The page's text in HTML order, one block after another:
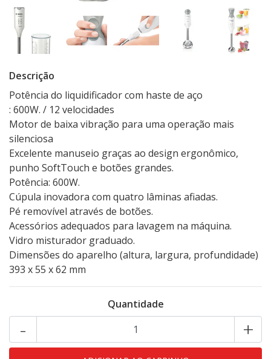
Descrição
Potência do liquidificador com haste de aço
: 600W. / 12 velocidades
Motor de baixa vibração para uma operação mais
silenciosa
Excelente manuseio graças ao design ergonômico,
punho SoftTouch e botões grandes.
Potência: 600W.
Cúpula inovadora com quatro lâminas afiadas.
Pé removível através de botões.
Acessórios adequados para lavagem na máquina.
Vidro misturador graduado.
Dimensões do aparelho (altura, largura, profundidade)
393 x 55 x 62 mm
Quantidade
+
-